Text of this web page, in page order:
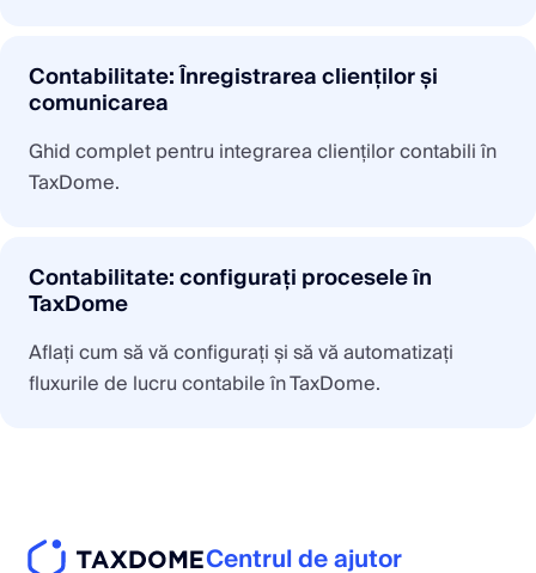
Contabilitate: Înregistrarea clienților și
comunicarea
Ghid complet pentru integrarea clienților contabili în
TaxDome.
Contabilitate: configurați procesele în
TaxDome
Aflați cum să vă configurați și să vă automatizați
fluxurile de lucru contabile în TaxDome.
Centrul de ajutor